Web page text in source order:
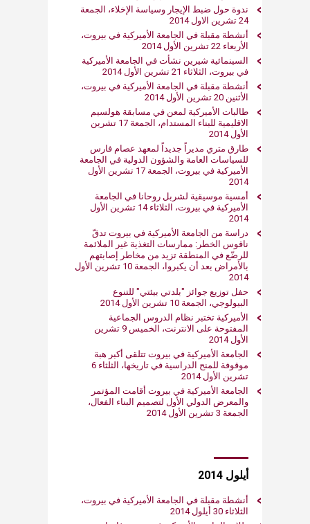
ندوة حول ضبط الإيجار وسياسة الإخلاء، الجمعة
24 تشرين الاول 2014
أنشطة مقبلة في الجامعة الأميركية في بيروت،
الأربعاء 22 تشرين الأول 2014
السينمائية شيرين نشأت في الجامعة الأميركية
في بيروت، الثلاثاء 21 تشرين الأول 2014
أنشطة مقبلة في الجامعة الأميركية في بيروت،
الأثنين 20 تشرين الأول 2014
طالبات الأميركية لمعن في مسابقة هولسيم
الاقليمية للبناء المستدام، الجمعة 17 تشرين
الأول 2014
طارق متري مديراً جديداً لمعهد عصام فارس
للسياسات العامة والشؤون الدولية في الجامعة
الأميركية في بيروت، الجمعة 17 تشرين الأول
2014
أمسية موسيقية لشربل روحانا في الجامعة
الأميركية في بيروت، الثلاثاء 14 تشرين الأول
2014
دراسة من الجامعة الأميركية في بيروت تدقّ
ناقوس الخطر: ممارسات التغذية غير الملائمة
للرضّع في المنطقة تزيد من مخاطر إصابتهم
بالأمراض بعد أن يكبروا، الجمعة 10 تشرين الأول
2014
حفل توزيع جوائز "بلدتي بيئتي" للتنوع
البيولوجي، الجمعة 10 تشرين الأول 2014
الأميركية تختبر نظام الدروس الجماعية
المفتوحة على الانترنت، الخميس 9 تشرين
الأول 2014
الجامعة الأميركية في بيروت تتلقى أكبر هبة
موقوفة للمنح الدراسية في تاريخها، الثلثاء 6
تشرين الأول 2014
الجامعة الأميركية في بيروت أقامت المؤتمر
والمعرض الدولي الأول لتصميم البناء الفعال،
الجمعة 3 تشرين الأول 2014
أيلول 2014
أنشطة مقبلة في الجامعة الأميركية في بيروت،
الثلاثاء 30 أيلول 2014